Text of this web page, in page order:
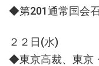
◆第201通常国会召
２２日(水)
◆東京高裁、東京